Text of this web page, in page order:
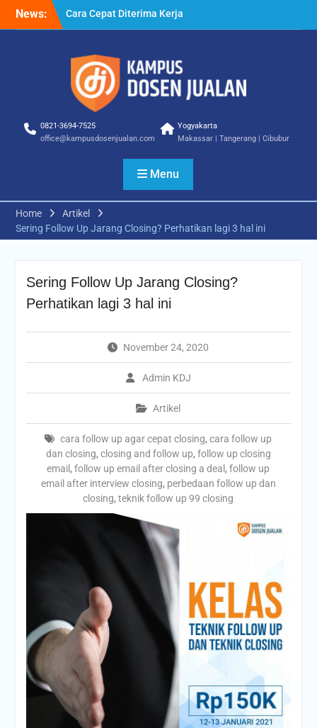
News:
Cara Cepat Diterima Kerja
Cara Biar Dapat Pekerjaan
– Panduan Lengkap untuk
Pencari Kerja
Cara Dapat Pekerjaan –
Langkah Praktis untuk
Memperbesar Peluang
Kerja
0821-3694-7525
office@kampusdosenjualan.com
Yogyakarta
Makassar | Tangerang | Cibubur
Menu
Home
Artikel
Sering Follow Up Jarang Closing? Perhatikan lagi 3 hal ini
Sering Follow Up Jarang Closing?
Perhatikan lagi 3 hal ini
November 24, 2020
Admin KDJ
Artikel
cara follow up agar cepat closing,cara follow up
dan closing, closing and follow up, follow up closing
email ,follow up email after closing a deal ,follow up
email after interview closing, perbedaan follow up dan
closing,teknik follow up 99 closing